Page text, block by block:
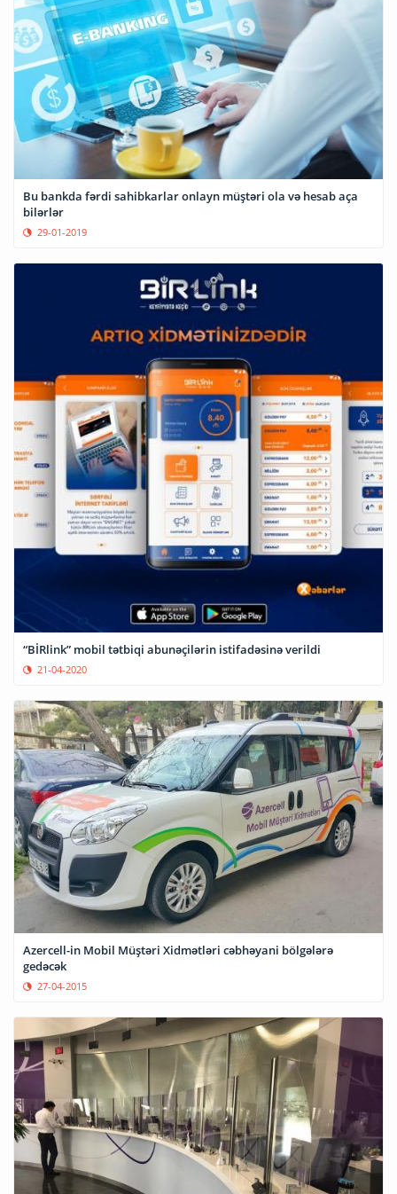
Bu bankda fərdi sahibkarlar onlayn müştəri ola və hesab aça
bilərlər
29-01-2019
“BİRlink” mobil tətbiqi abunəçilərin istifadəsinə verildi
21-04-2020
Azercell-in Mobil Müştəri Xidmətləri cəbhəyani bölgələrə
gedəcək
27-04-2015